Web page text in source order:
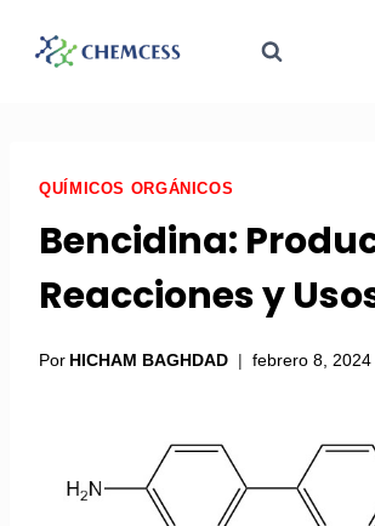
QUÍMICOS ORGÁNICOS
Bencidina:
Reacciones y
Por HICHAM BAGHDAD febrero 8, 2024